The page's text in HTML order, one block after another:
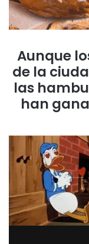
Aunque
de la
las
han